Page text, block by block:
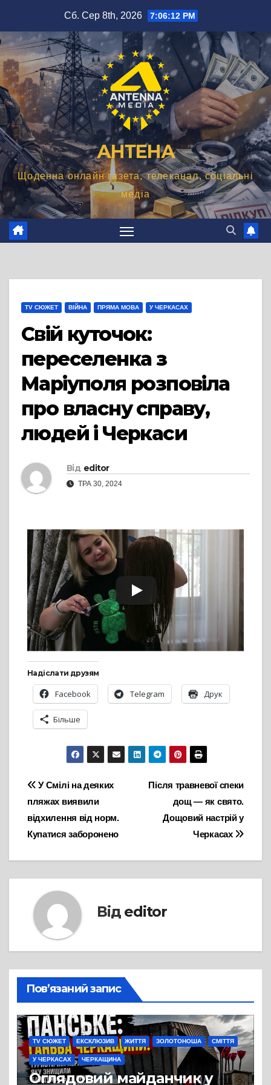
вмісту
Сб. Сер 8th, 2026 7:06:13 PM
АНТЕНА
Щоденна онлайн газета, телеканал, соціальні
медіа
TV СЮЖЕТ ВІЙНА ПРЯМА МОВА У ЧЕРКАСАХ
Свій куточок:
переселенка з
Маріуполя розповіла
про власну cправу,
людей і Черкаси
Від editor
ТРА 30, 2024
Надіслати друзям
Facebook Telegram Друк
Більше
Навігація
записів
Після травневої спеки
дощ — як свято.
Дощовий настрій у
Черкасах
У Смілі на деяких
пляжах виявили
відхилення від норм.
Купатися заборонено
Від editor
Пов’язаний запис
TV СЮЖЕТ ЕКСКЛЮЗИВ ЖИТТЯ ЗОЛОТОНОША СМІТТЯ
У ЧЕРКАСАХ ЧЕРКАЩИНА
Оглядовий майданчик у